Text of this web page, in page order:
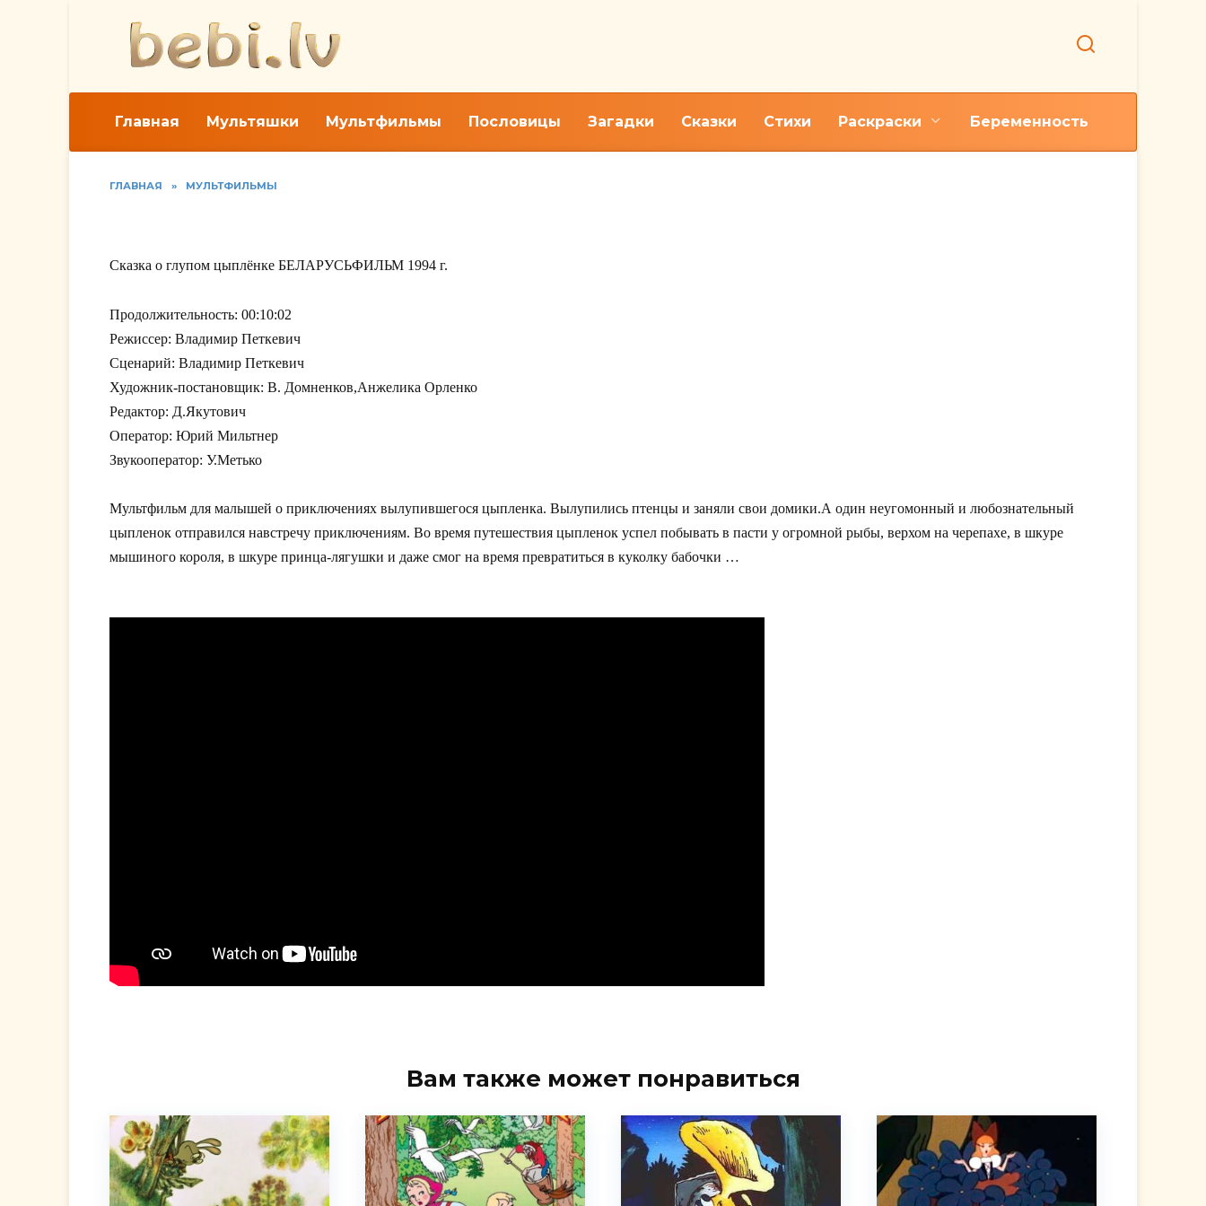
Главная Мультяшки Мультфильмы Пословицы Загадки Сказки Стихи Раскраски Беременность
ГЛАВНАЯ » МУЛЬТФИЛЬМЫ
Сказка о глупом цыплёнке БЕЛАРУСЬФИЛЬМ 1994 г.
Продолжительность: 00:10:02
Режиссер: Владимир Петкевич
Сценарий: Владимир Петкевич
Художник-постановщик: В. Домненков,Анжелика Орленко
Редактор: Д.Якутович
Оператор: Юрий Мильтнер
Звукооператор: У.Метько
Мультфильм для малышей о приключениях вылупившегося цыпленка. Вылупились птенцы и заняли свои домики.А один неугомонный и любознательный
цыпленок отправился навстречу приключениям. Во время путешествия цыпленок успел побывать в пасти у огромной рыбы, верхом на черепахе, в шкуре
мышиного короля, в шкуре принца-лягушки и даже смог на время превратиться в куколку бабочки …
Вам также может понравиться